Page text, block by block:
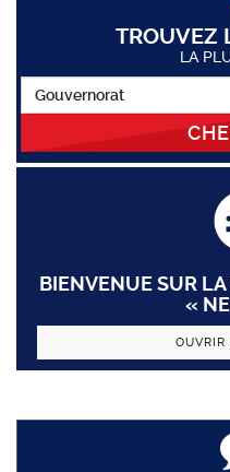
TROUVEZ
LA
BIENVENUE SUR
«